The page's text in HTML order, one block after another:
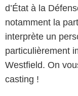
d’État à la
notamment la
interprète un
particulièrement
Westfield. On
casting !